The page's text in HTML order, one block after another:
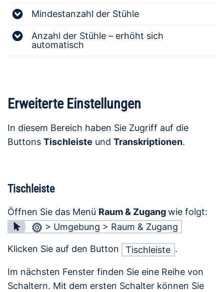
Mindestanzahl der Stühle
Anzahl der Stühle – erhöht sich
automatisch
Erweiterte Einstellungen
In diesem Bereich haben Sie Zugriff auf die
Buttons Tischleiste und Transkriptionen.
Tischleiste
Öffnen Sie das Menü Raum & Zugangwie folgt:
> Umgebung > Raum & Zugang
Klicken Sie auf den Button Tischleiste .
Im nächsten Fenster finden Sie eine Reihe von
Schaltern. Mit dem ersten Schalter können Sie